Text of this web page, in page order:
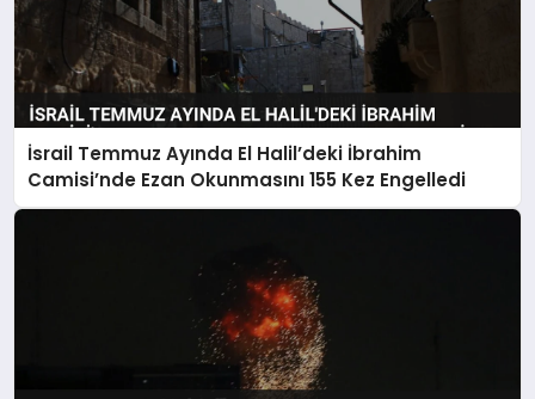
İsrail Temmuz Ayında El Halil’deki İbrahim
Camisi’nde Ezan Okunmasını 155 Kez Engelledi